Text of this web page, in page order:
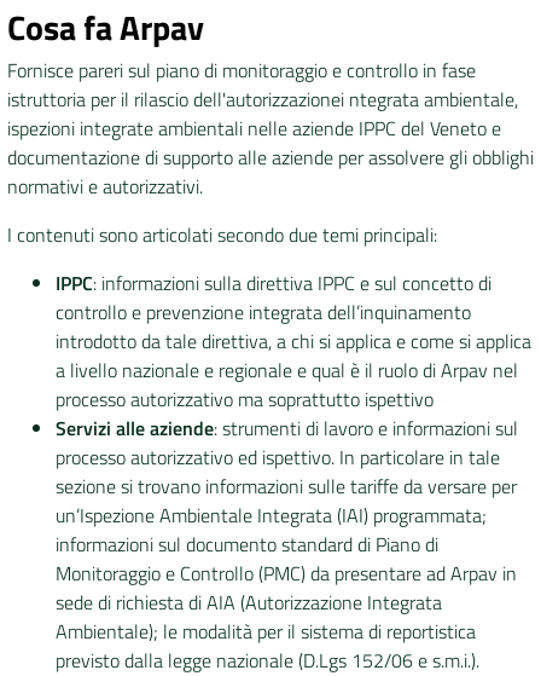
TERRITORIO
SERVIZI
DATI
AMBIENTALI
Seguici
Cosa fa Arpav
Fornisce pareri sul piano di monitoraggio e controllo in fase
istruttoria per il rilascio dell'autorizzazionei ntegrata ambientale,
ispezioni integrate ambientali nelle aziende IPPC del Veneto e
documentazione di supporto alle aziende per assolvere gli obblighi
normativi e autorizzativi.
I contenuti sono articolati secondo due temi principali:
IPPC: informazioni sulla direttiva IPPC e sul concetto di
controllo e prevenzione integrata dell’inquinamento
introdotto da tale direttiva, a chi si applica e come si applica
a livello nazionale e regionale e qual è il ruolo di Arpav nel
processo autorizzativo ma soprattutto ispettivo
Servizi alle aziende: strumenti di lavoro e informazioni sul
processo autorizzativo ed ispettivo. In particolare in tale
sezione si trovano informazioni sulle tariffe da versare per
un’Ispezione Ambientale Integrata (IAI) programmata;
informazioni sul documento standard di Piano di
Monitoraggio e Controllo (PMC) da presentare ad Arpav in
sede di richiesta di AIA (Autorizzazione Integrata
Ambientale); le modalità per il sistema di reportistica
previsto dalla legge nazionale (D.Lgs 152/06 e s.m.i.).